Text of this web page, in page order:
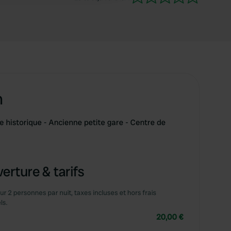
historique - Ancienne petite gare - Centre de
& tarifs
2 personnes par nuit, taxes incluses et hors frais
20,00 €